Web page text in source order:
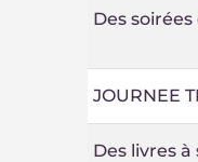
Des
JOURNEE
Des livres à